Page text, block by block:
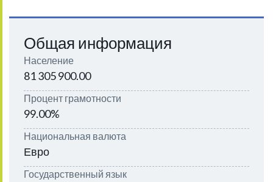
Общая информация
Население
81 305 900.00
Процент грамотности
99.00%
Национальная валюта
Евро
Государственный язык